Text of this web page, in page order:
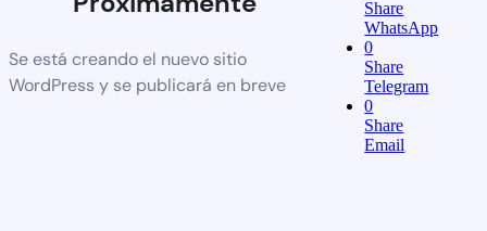
Se está creando el nuevo sitio
WordPress y se publicará en breve
Share
WhatsApp
0
Share
Telegram
0
Share
Email